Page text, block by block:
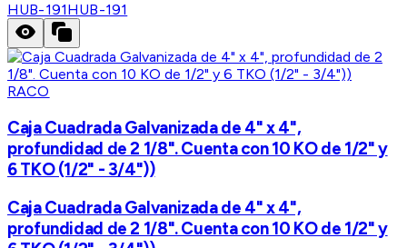
HUB-191HUB-191
RACO
Caja Cuadrada Galvanizada de 4" x 4",
profundidad de 2 1/8". Cuenta con 10 KO de 1/2" y
6 TKO (1/2" - 3/4"))
Caja Cuadrada Galvanizada de 4" x 4",
profundidad de 2 1/8". Cuenta con 10 KO de 1/2" y